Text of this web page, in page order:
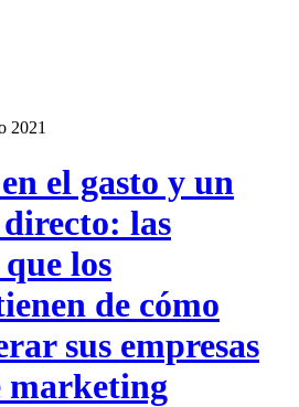
2021
el gasto y un
las
los
de cómo
sus empresas
marketing